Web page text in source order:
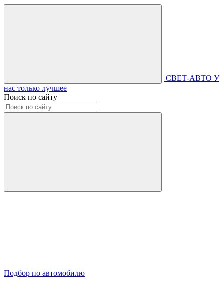
СВЕТ-АВТО У
нас только лучшее
Поиск по сайту
Подбор по автомобилю